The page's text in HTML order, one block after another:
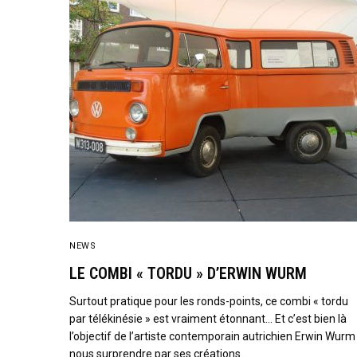
NEWS
LE COMBI « TORDU » D’ERWIN WURM
Surtout pratique pour les ronds-points, ce combi « tordu
par télékinésie » est vraiment étonnant… Et c’est bien là
l’objectif de l’artiste contemporain autrichien Erwin Wurm
nous surprendre par ses créations…